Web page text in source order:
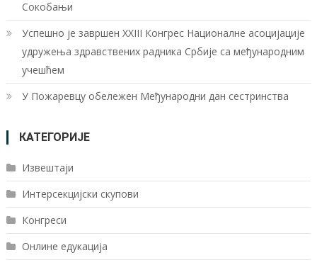
Сокобањи
Успешно је завршен XXIII Конгрес Националне асоцијације
удружења здравствених радника Србије са међународним
учешћем
У Пожаревцу обележен Међународни дан сестринства
КАТЕГОРИЈЕ
Извештаји
Интерсекцијски скупови
Конгреси
Онлине едукација